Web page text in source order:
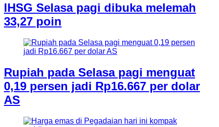
IHSG Selasa pagi dibuka melemah
33,27 poin
Rupiah pada Selasa pagi menguat
0,19 persen jadi Rp16.667 per dolar
AS